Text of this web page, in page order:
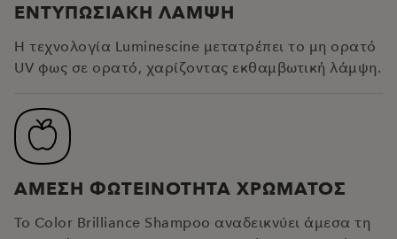
ΕΝΤΥΠΩΣΙΑΚΗ ΛΑΜΨΗ
Η τεχνολογία Luminescine μετατρέπει το μη ορατό
UV φως σε ορατό, χαρίζοντας εκθαμβωτική λάμψη.
ΑΜΕΣΗ ΦΩΤΕΙΝΟΤΗΤΑ ΧΡΩΜΑΤΟΣ
Το Color Brilliance Shampoo αναδεικνύει άμεσα τη